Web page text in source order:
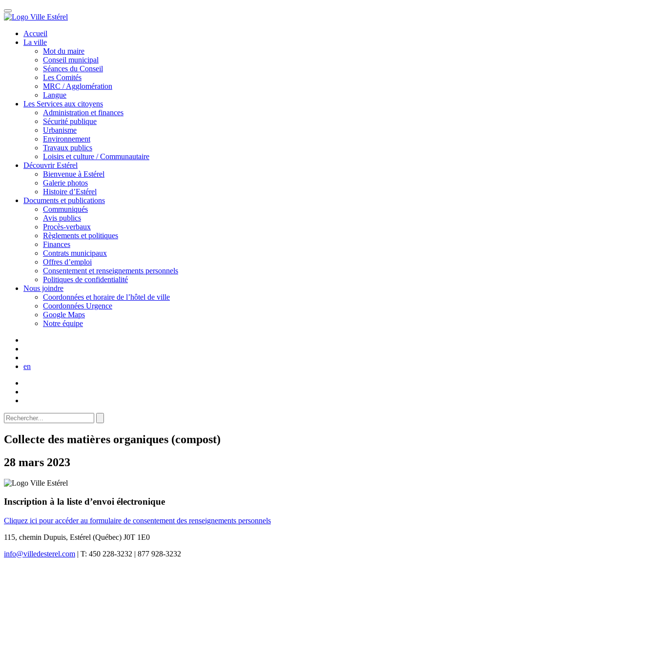
Accueil
La ville
Mot du maire
Conseil municipal
Séances du Conseil
Les Comités
MRC / Agglomération
Langue
Les Services aux citoyens
Administration et finances
Sécurité publique
Urbanisme
Environnement
Travaux publics
Loisirs et culture / Communautaire
Découvrir Estérel
Bienvenue à Estérel
Galerie photos
Histoire d’Estérel
Documents et publications
Communiqués
Avis publics
Procès-verbaux
Règlements et politiques
Finances
Contrats municipaux
Offres d’emploi
Consentement et renseignements personnels
Politiques de confidentialité
Nous joindre
Coordonnées et horaire de l’hôtel de ville
Coordonnées Urgence
Google Maps
Notre équipe
en
Collecte des matières organiques (compost)
28 mars 2023
Inscription à la liste d’envoi électronique
Cliquez ici pour accéder au formulaire de consentement des renseignements personnels
115, chemin Dupuis, Estérel (Québec) J0T 1E0
info@villedesterel.com | T: 450 228-3232 | 877 928-3232